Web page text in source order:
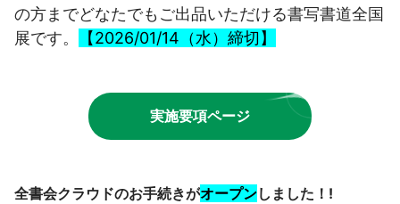
の方までどなたでもご出品いただける書写書道全国
展です。
【2026/01/14（水）締切】
実施要項ページ
全書会クラウドのお手続きがオープンしました！!